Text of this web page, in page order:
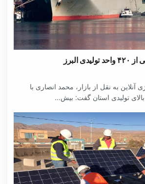
البرز
آنلاین به نقل از بازار، محمد انصاری با
تولیدی استان گفت: بیش...